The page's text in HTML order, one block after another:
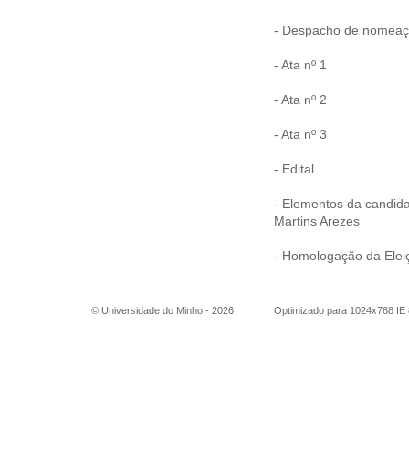
- Despacho de
- Ata nº 1
- Ata nº 2
- Ata nº 3
- Edital
- Elementos da
Martins Arezes
- Homologação da
© Universidade do Minho - 2026 Optimizado para 1024x768 IE